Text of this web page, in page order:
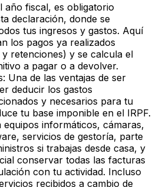
año fiscal, es obligatorio
declaración, donde se
tus ingresos y gastos. Aquí
los pagos ya realizados
y retenciones) y se calcula el
a pagar o a devolver.
Una de las ventajas de ser
deducir los gastos
y necesarios para tu
tu base imponible en el IRPF.
equipos informáticos, cámaras,
servicios de gestoría, parte
si trabajas desde casa, y
conservar todas las facturas
con tu actividad. Incluso
recibidos a cambio de